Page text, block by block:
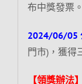
布中獎發票。
2024/06/05
門市)，獲得
【領獎辦法】